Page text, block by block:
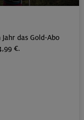
das Gold-Abo
€.